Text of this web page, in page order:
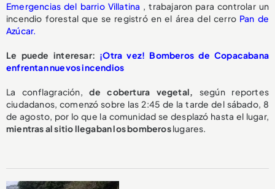
Emergencias del barrio Villatina , trabajaron para controlar un
incendio forestal que se registró en el área del cerro Pan de
Azúcar.
Le puede interesar: ¡Otra vez! Bomberos de Copacabana
enfrentan nuevos incendios
La conflagración,de cobertura vegetal, según reportes
ciudadanos, comenzó sobre las 2:45 de la tarde del sábado, 8
de agosto, por lo que la comunidad se desplazó hasta el lugar,
mientras al sitio llegaban los bomberoslugares.